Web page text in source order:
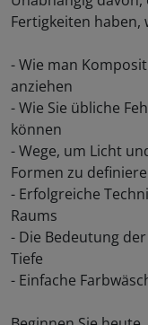
Fertigkeiten haben,
- Wie man
anziehen
- Wie Sie übliche
können
- Wege, um Licht
Formen zu
- Erfolgreiche
Raums
- Die Bedeutung
Tiefe
- Einfache